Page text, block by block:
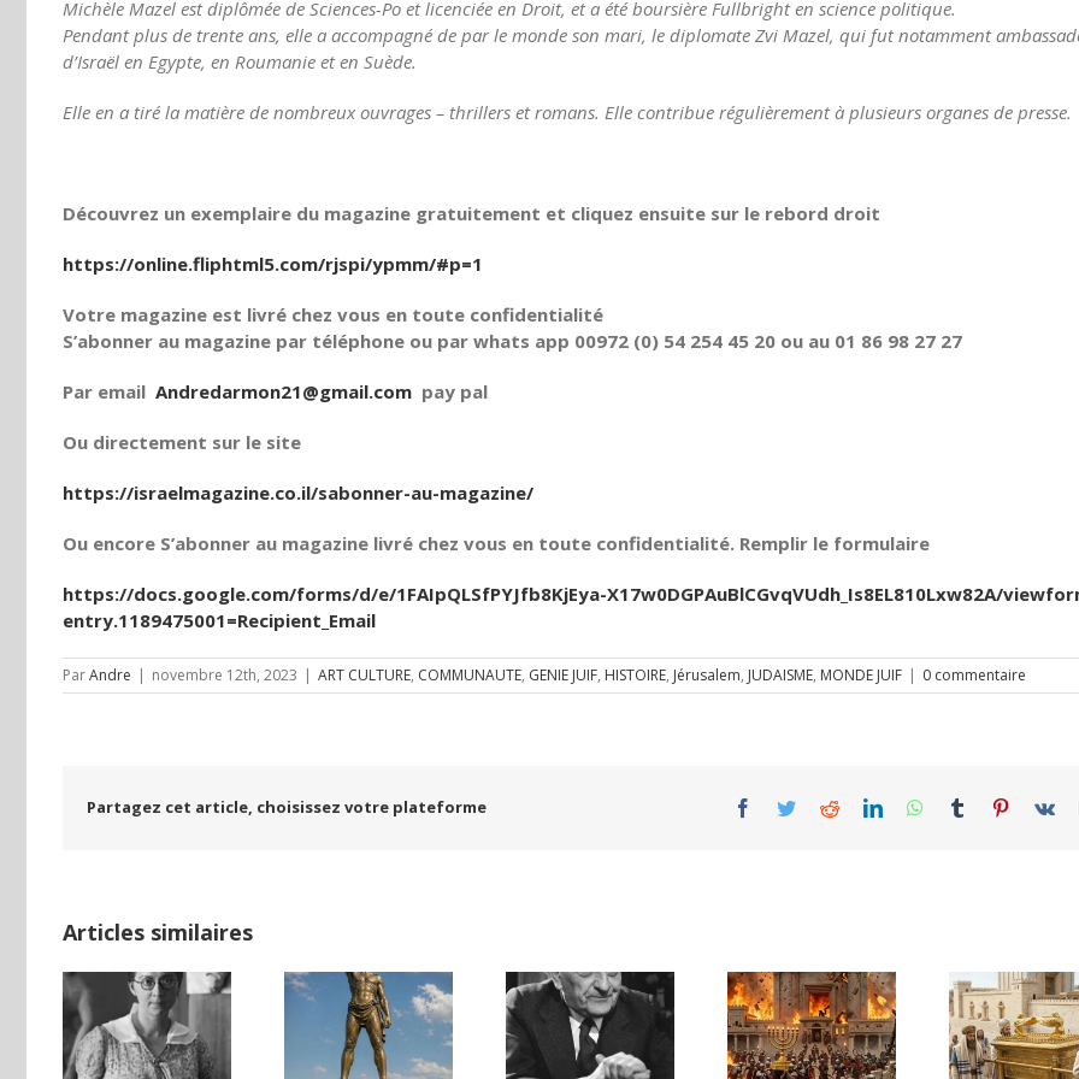
Michèle Mazel est diplômée de Sciences-Po et licenciée en Droit, et a été boursière Fullbright en science politique.
Pendant plus de trente ans, elle a accompagné de par le monde son mari, le diplomate Zvi Mazel, qui fut notamment
d’Israël en Egypte, en Roumanie et en Suède.
Elle en a tiré la matière de nombreux ouvrages – thrillers et romans. Elle contribue régulièrement à plusieurs organes de presse.
Découvrez un exemplaire du magazine gratuitement et cliquez ensuite sur le rebord droit
https://online.fliphtml5.com/rjspi/ypmm/#p=1
Votre magazine est livré chez vous en toute confidentialité
S’abonner au magazine par téléphone ou par whats app 00972 (0) 54 254 45 20 ou au 01 86 98 27 27
Par email Andredarmon21@gmail.com pay pal
Ou directement sur le site
https://israelmagazine.co.il/sabonner-au-magazine/
Ou encore S’abonner au magazine livré chez vous en toute confidentialité. Remplir le formulaire
https://docs.google.com/forms/d/e/1FAIpQLSfPYJfb8KjEya-X17w0DGPAuBlCGvqVUdh_Is8EL810Lxw82A/
entry.1189475001=Recipient_Email
ParAndre | novembre 12th, 2023 | ART CULTURE, COMMUNAUTE, GENIE JUIF, HISTOIRE, Jérusalem, JUDAISME, MONDE JUIF | 0 commentaire
Partagez cet article, choisissez votre plateforme Facebook
TwitterRedditLinkedInWhatsApp
Tumblr Pinterest
Vk
Articles similaires
Ile de Rhodes ;
un foyer juif
Une lettre
inédite de
Malraux sur
l’État d’Israël |
TICHA B’AV. La
haine gratuite
À Tel Shiloh, un
mur antique
ravive le
mystère de